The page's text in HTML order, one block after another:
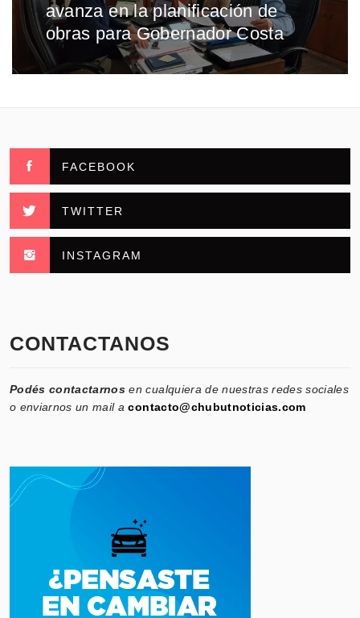
siguiente:
avanza en la planificación de
obras para Gobernador Costa
FACEBOOK
TWITTER
INSTAGRAM
CONTACTANOS
Podés contactarnos en cualquiera de nuestras redes sociales
o enviarnos un mail acontacto@chubutnoticias.com